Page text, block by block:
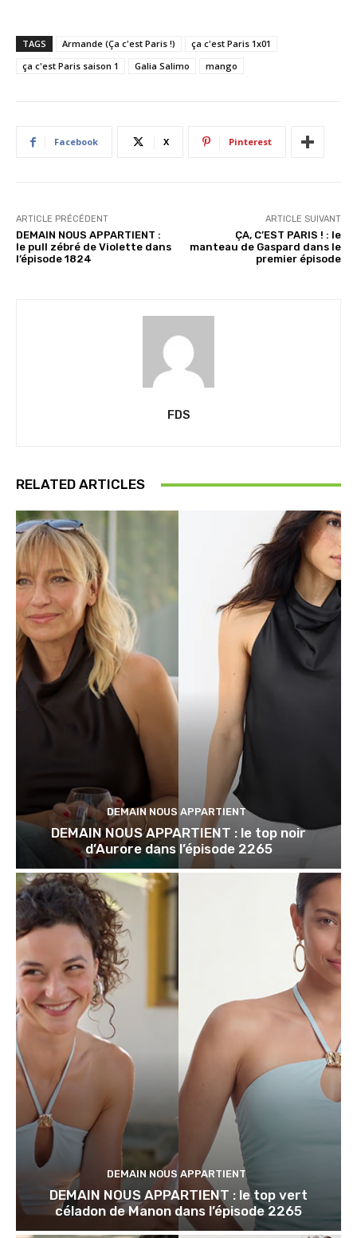
r
g
e
t
TAGS Armande (Ça c'est Paris !)
ça c'est Paris 1x01
ça c'est Paris saison 1
Galia Salimo mango
Facebook X Pinterest
ARTICLE PRÉCÉDENT
DEMAIN NOUS APPARTIENT :
le pull zébré de Violette dans
l’épisode 1824
ARTICLE SUIVANT
ÇA, C’EST PARIS ! : le
manteau de Gaspard dans le
premier épisode
FDS
RELATED ARTICLES
DEMAIN NOUS APPARTIENT
DEMAIN NOUS APPARTIENT : le top noir
d’Aurore dans l’épisode 2265
DEMAIN NOUS APPARTIENT
DEMAIN NOUS APPARTIENT : le top vert
céladon de Manon dans l’épisode 2265